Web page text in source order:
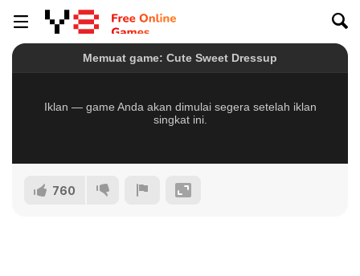
760